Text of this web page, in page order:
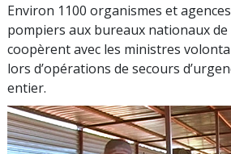
Environ 1100 organismes et
pompiers aux bureaux nationaux de
coopèrent avec les ministres
lors d’opérations de secours
entier.